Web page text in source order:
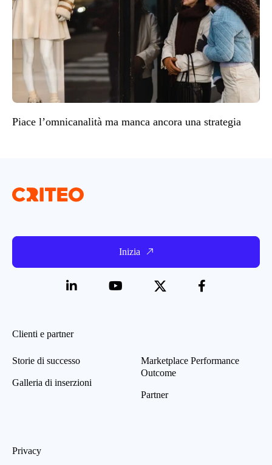
Piace l’omnicanalità ma manca ancora una strategia
Inizia
Clienti e partner
Storie di successo
Galleria di inserzioni
Marketplace Performance
Outcome
Partner
Privacy